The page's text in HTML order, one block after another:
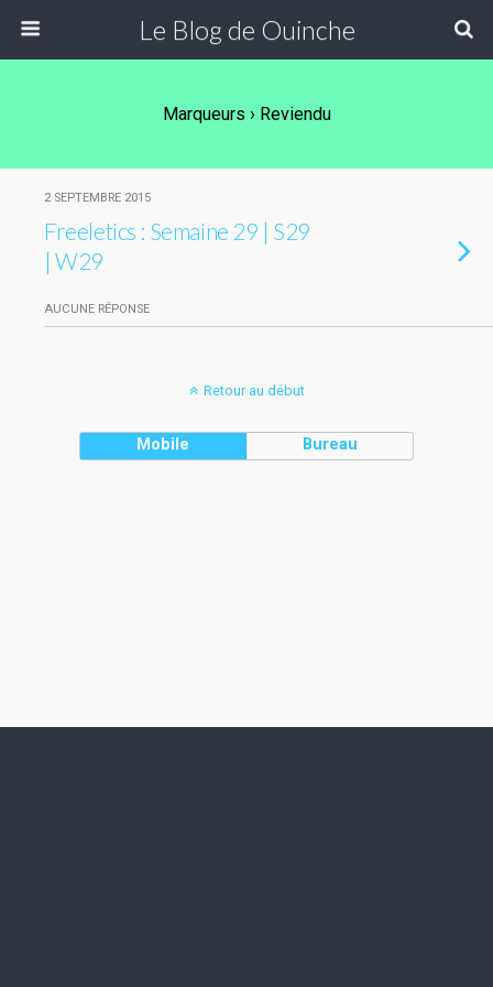
Le Blog de Ouinche
Marqueurs › Reviendu
2 SEPTEMBRE 2015
Freeletics : Semaine 29 | S29
| W29
AUCUNE RÉPONSE
Retour au début
Mobile Bureau